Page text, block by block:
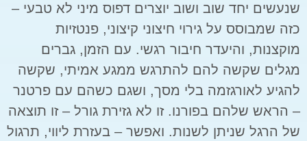
שנעשים יחד שוב ושוב יוצרים דפוס מיני לא טבעי –
כזה שמבוסס על גירוי חיצוני קיצוני, פנטזיות
מוקצנות, והיעדר חיבור רגשי. עם הזמן, גברים
מגלים שקשה להם להתרגש ממגע אמיתי, שקשה
להגיע לאורגזמה בלי מסך, ושגם כשהם עם פרטנר
– הראש שלהם בפורנו. זו לא גזירת גורל – זו תוצאה
של הרגל שניתן לשנות. ואפשר – בעזרת ליווי, תרגול